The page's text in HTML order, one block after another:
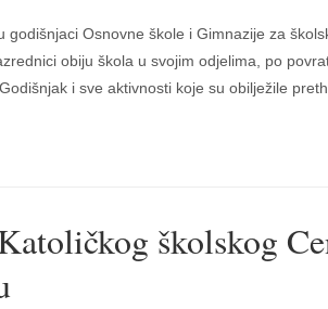
Osnovne škole i Gimnazije za
obiju škola u svojim odjelima, po
i sve aktivnosti koje su obilježile
školskog